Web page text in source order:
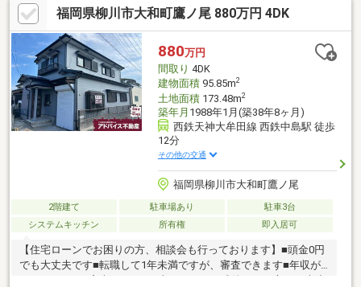
福岡県柳川市大和町鷹ノ尾 880万円 4DK
880万円
間取り 4DK
建物面積95.85m2
土地面積173.48m2
築年月 1988年1月(築38年8ヶ月)
西鉄天神大牟田線 西鉄中島駅 徒歩
12分
その他の交通
福岡県柳川市大和町鷹ノ尾
2階建て 駐車場あり
駐車3台
システムキッチン
所有権 即入居可
【住宅ローンでお困りの方、相談会も行っております】■頭金0円
でも大丈夫です■転職して1年未満ですが、審査できます■年収が